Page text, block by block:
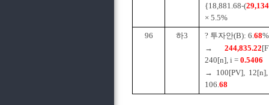
{18,881.68-(
× 5.5%
96
하3 ? 투자안(B): 6.68%
→ 244,835.22
240[n], i = 0.5406
→ 100[PV],
106.68